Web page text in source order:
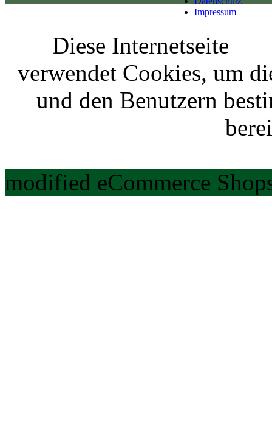
Impressum
Diese Internetseite
verwendet Cookies, um
und den Benutzern
modified eCommerce